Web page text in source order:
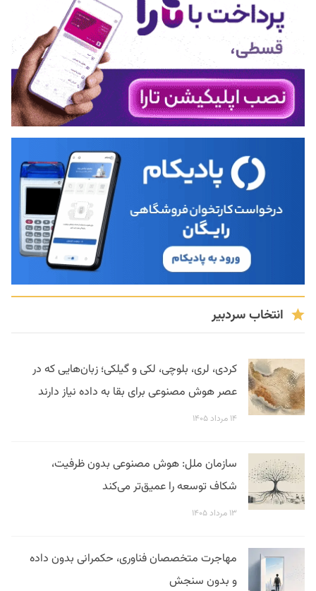
انتخاب سردبیر
کردی، لری، بلوچی، لکی و گیلکی؛ زبان‌هایی که در
عصر هوش مصنوعی برای بقا به داده نیاز دارند
۱۴ مرداد ۱۴۰۵
سازمان ملل: هوش مصنوعی بدون ظرفیت،
شکاف توسعه را عمیق‌تر می‌کند
۱۳ مرداد ۱۴۰۵
مهاجرت متخصصان فناوری، حکمرانی بدون داده
و بدون سنجش